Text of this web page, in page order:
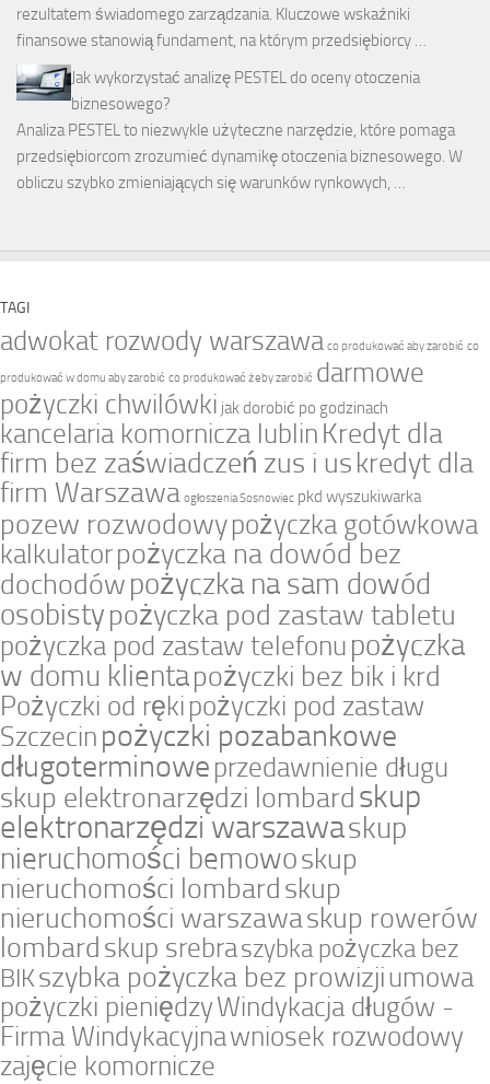
rezultatem świadomego zarządzania. Kluczowe wskaźniki
finansowe stanowią fundament, na którym przedsiębiorcy …
Jak wykorzystać analizę PESTEL do oceny otoczenia
biznesowego?
Analiza PESTEL to niezwykle użyteczne narzędzie, które pomaga
przedsiębiorcom zrozumieć dynamikę otoczenia biznesowego. W
obliczu szybko zmieniających się warunków rynkowych, …
TAGI
adwokat rozwody warszawa co produkować aby zarobić co
produkować w domu aby zarobić co produkować żeby zarobić darmowe
pożyczki chwilówki jak dorobić po godzinach
kancelaria komornicza lublin Kredyt dla
firm bez zaświadczeń zus i uskredyt dla
firm Warszawa ogłoszenia Sosnowiec pkd wyszukiwarka
pozew rozwodowypożyczka gotówkowa
kalkulatorpożyczka na dowód bez
dochodówpożyczka na sam dowód
osobistypożyczka pod zastaw tabletu
pożyczka pod zastaw telefonu pożyczka
w domu klientapożyczki bez bik i krd
Pożyczki od ręki pożyczki pod zastaw
Szczecin pożyczki pozabankowe
długoterminowe przedawnienie długu
skup elektronarzędzi lombardskup
elektronarzędzi warszawaskup
nieruchomości bemowoskup
nieruchomości lombardskup
nieruchomości warszawaskup rowerów
lombard skup srebraszybka pożyczka bez
BIKszybka pożyczka bez prowizjiumowa
pożyczki pieniędzyWindykacja długów -
Firma Windykacyjnawniosek rozwodowy
zajęcie komornicze